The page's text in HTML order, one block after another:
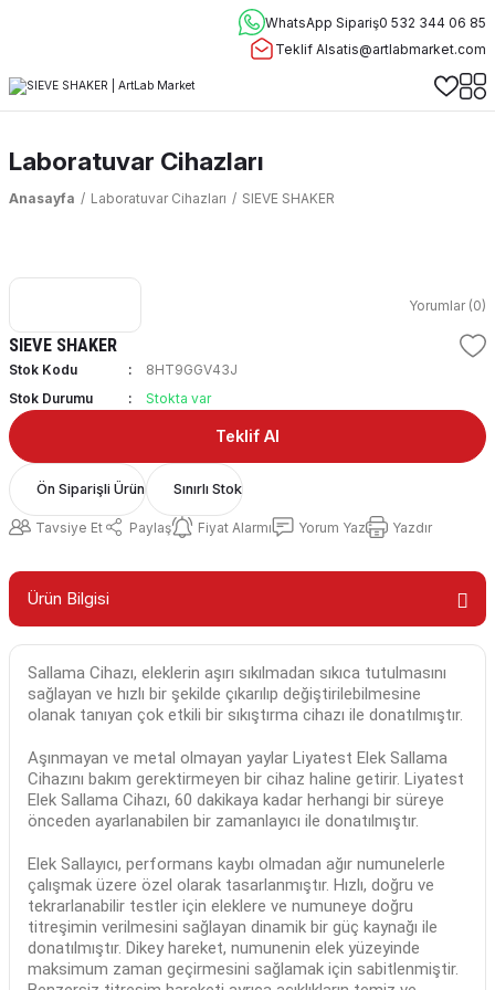
WhatsApp Sipariş0 532 344 06 85
Teklif Alsatis@artlabmarket.com
Laboratuvar Cihazları
Anasayfa Laboratuvar Cihazları SIEVE SHAKER
Yorumlar (0)
SIEVE SHAKER
Stok Kodu
8HT9GGV43J
Stok Durumu
Stokta var
Teklif Al
Ön Siparişli Ürün Sınırlı Stok
Tavsiye Et Paylaş Fiyat Alarmı Yorum Yaz Yazdır
Ürün Bilgisi
Sallama Cihazı, eleklerin aşırı sıkılmadan sıkıca tutulmasını
sağlayan ve hızlı bir şekilde çıkarılıp değiştirilebilmesine
olanak tanıyan çok etkili bir sıkıştırma cihazı ile donatılmıştır.
Aşınmayan ve metal olmayan yaylar Liyatest Elek Sallama
Cihazını bakım gerektirmeyen bir cihaz haline getirir. Liyatest
Elek Sallama Cihazı, 60 dakikaya kadar herhangi bir süreye
önceden ayarlanabilen bir zamanlayıcı ile donatılmıştır.
Elek Sallayıcı, performans kaybı olmadan ağır numunelerle
çalışmak üzere özel olarak tasarlanmıştır. Hızlı, doğru ve
tekrarlanabilir testler için eleklere ve numuneye doğru
titreşimin verilmesini sağlayan dinamik bir güç kaynağı ile
donatılmıştır. Dikey hareket, numunenin elek yüzeyinde
maksimum zaman geçirmesini sağlamak için sabitlenmiştir.